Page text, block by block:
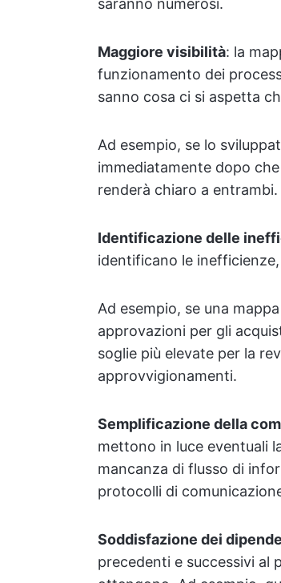
saranno numerosi.
Maggiore visibilità: la
funzionamento dei
sanno cosa ci si aspetta
Ad esempio, se lo
immediatamente dopo
renderà chiaro a entrambi.
Identificazione delle
identificano le
Ad esempio, se una
approvazioni per gli
soglie più elevate per la
approvvigionamenti.
Semplificazione della
mettono in luce eventuali
mancanza di flusso di
protocolli di
Soddisfazione dei
precedenti e successivi al